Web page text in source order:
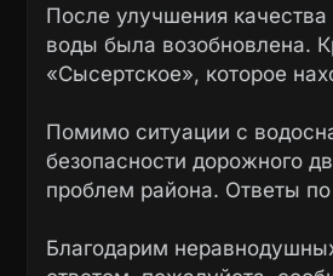
После улучшения
воды была возобновлена.
«Сысертское», которое
Помимо ситуации с
безопасности дорожного
проблем района. Ответы
Благодарим